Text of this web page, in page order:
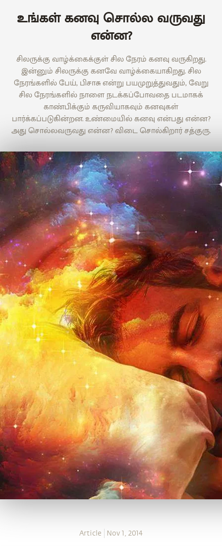
உங்கள் கனவு சொல்ல வருவது
என்ன?
சிலருக்கு வாழ்க்கைக்குள் சில நேரம் கனவு வருகிறது.
இன்னும் சிலருக்கு கனவே வாழ்க்கையாகிறது. சில
நேரங்களில் பேய், பிசாசு என்று பயமுறுத்துவதும், வேறு
சில நேரங்களில் நாளை நடக்கப்போவதை படமாகக்
காண்பிக்கும் கருவியாகவும் கனவுகள்
பார்க்கப்படுகின்றன. உண்மையில் கனவு என்பது என்ன?
அது சொல்லவருவது என்ன? விடை சொல்கிறார் சத்குரு.
Article Nov 1, 2014